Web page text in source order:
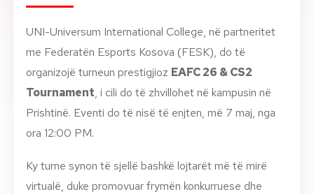
GJUHA
EN
AL Apliko
UMS Staff
UMS Students
LMS Canvas
UNI-Universum International College, në partneritet
me Federatën Esports Kosova (FESK), do të
organizojë turneun prestigjioz EAFC 26 & CS2
Tournament, i cili do të zhvillohet në kampusin në
Prishtinë. Eventi do të nisë të enjten, më 7 maj, nga
ora 12:00 PM.
Ky turne synon të sjellë bashkë lojtarët më të mirë
virtualë, duke promovuar frymën konkurruese dhe